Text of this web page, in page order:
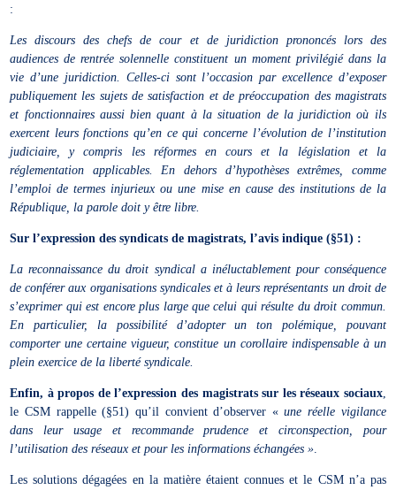
:
Les discours des chefs de cour et de juridiction prononcés lors des
audiences de rentrée solennelle constituent un moment privilégié dans la
vie d’une juridiction. Celles-ci sont l’occasion par excellence d’exposer
publiquement les sujets de satisfaction et de préoccupation des magistrats
et fonctionnaires aussi bien quant à la situation de la juridiction où ils
exercent leurs fonctions qu’en ce qui concerne l’évolution de l’institution
judiciaire, y compris les réformes en cours et la législation et la
réglementation applicables. En dehors d’hypothèses extrêmes, comme
l’emploi de termes injurieux ou une mise en cause des institutions de la
République, la parole doit y être libre.
Sur l’expression des syndicats de magistrats, l’avis indique (§51) :
La reconnaissance du droit syndical a inéluctablement pour conséquence
de conférer aux organisations syndicales et à leurs représentants un droit de
s’exprimer qui est encore plus large que celui qui résulte du droit commun.
En particulier, la possibilité d’adopter un ton polémique, pouvant
comporter une certaine vigueur, constitue un corollaire indispensable à un
plein exercice de la liberté syndicale.
Enfin, à propos de l’expression des magistrats sur les réseaux sociaux,
le CSM rappelle (§51) qu’il convient d’observer «une réelle vigilance
dans leur usage et recommande prudence et circonspection, pour
l’utilisation des réseaux et pour les informations échangées »
Les solutions dégagées en la matière étaient connues et le CSM n’a pas